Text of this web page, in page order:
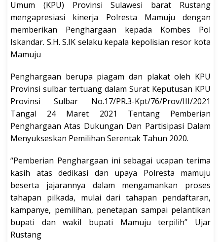
Umum (KPU) Provinsi Sulawesi barat Rustang
mengapresiasi kinerja Polresta Mamuju dengan
memberikan Penghargaan kepada Kombes Pol
Iskandar. S.H. S.IK selaku kepala kepolisian resor kota
Mamuju
Penghargaan berupa piagam dan plakat oleh KPU
Provinsi sulbar tertuang dalam Surat Keputusan KPU
Provinsi Sulbar No.17/PR.3-Kpt/76/Prov/III/2021
Tangal 24 Maret 2021 Tentang Pemberian
Penghargaan Atas Dukungan Dan Partisipasi Dalam
Menyukseskan Pemilihan Serentak Tahun 2020.
“Pemberian Penghargaan ini sebagai ucapan terima
kasih atas dedikasi dan upaya Polresta mamuju
beserta jajarannya dalam mengamankan proses
tahapan pilkada, mulai dari tahapan pendaftaran,
kampanye, pemilihan, penetapan sampai pelantikan
bupati dan wakil bupati Mamuju terpilih” Ujar
Rustang